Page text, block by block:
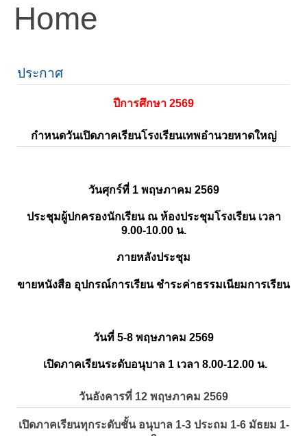
Home
ประกาศ
ปีการศึกษา 2569
กำหนดวันเปิดภาคเรียนโรงเรียนเทพอำนวยหาดใหญ่
วันศุกร์ที่ 1 พฤษภาคม 2569
ประชุมผู้ปกครองนักเรียน ณ ห้องประชุมโรงเรียน เวลา
9.00-10.00 น.
ภายหลังประชุม
ขายหนังสือ อุปกรณ์การเรียน ชำระค่าธรรมเนียมการเรียน
วันที่ 5-8 พฤษภาคม 2569
เปิดภาคเรียนระดับอนุบาล 1 เวลา 8.00-12.00 น.
วันอังคารที่ 12 พฤษภาคม 2569
เปิดภาคเรียนทุกระดับชั้น อนุบาล 1-3 ประถม 1-6 มัธยม 1-